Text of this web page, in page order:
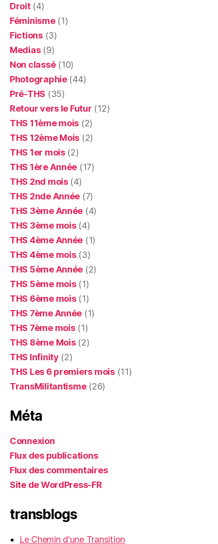
Droit(4)
Féminisme(1)
Fictions(3)
Medias(9)
Non classé(10)
Photographie(44)
Pré-THS (35)
Retour vers le Futur (12)
THS 11ème mois (2)
THS 12ème Mois (2)
THS 1er mois(2)
THS 1ère Année (17)
THS 2nd mois(4)
THS 2nde Année (7)
THS 3ème Année (4)
THS 3ème mois(4)
THS 4ème Année (1)
THS 4ème mois(3)
THS 5ème Année (2)
THS 5ème mois(1)
THS 6ème mois(1)
THS 7ème Année (1)
THS 7ème mois(1)
THS 8ème Mois(2)
THS Infinity (2)
THS Les 6 premiers mois(11)
TransMilitantisme(26)
Méta
Connexion
Flux des publications
Flux des commentaires
Site de WordPress-FR
transblogs
Le Chemin d'une Transition